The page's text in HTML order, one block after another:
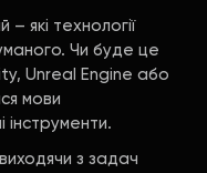
які технології
Чи буде це
Unreal Engine або
мови
інструменти.
з задач